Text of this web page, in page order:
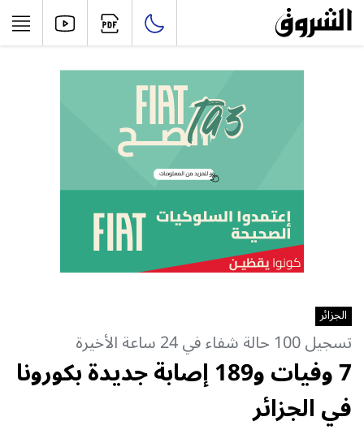
الجزائر
تسجيل 100 حالة شفاء في 24 ساعة الأخيرة
7 وفيات و189 إصابة جديدة بكورونا
في الجزائر